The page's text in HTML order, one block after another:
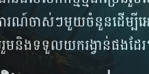
ារណ៍​ចាស់ៗ​មួយ​ចំនួន​ដើម្បី​អ
និង​ទទួល​យក​រង្វាន់​ផង​ដែ